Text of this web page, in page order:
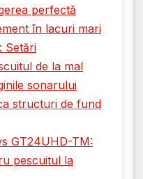
perfectă
în lacuri mari
Setări
de la mal
sonarului
structuri de fund
GT24UHD-TM:
pescuitul la